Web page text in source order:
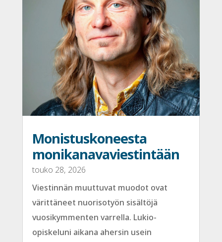
Monistuskoneesta
monikanavaviestintään
touko 28, 2026
Viestinnän muuttuvat muodot ovat
värittäneet nuorisotyön sisältöjä
vuosikymmenten varrella. Lukio-
opiskeluni aikana ahersin usein